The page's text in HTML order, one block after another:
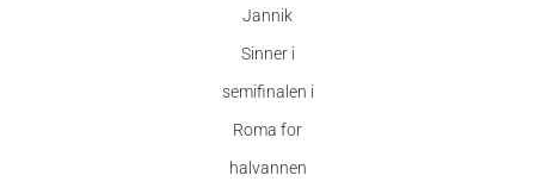
Jannik
Sinner i
semifinalen i
Roma for
halvannen